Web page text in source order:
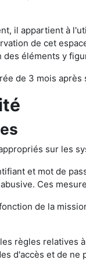
il appartient à
de cet
éléments y
de 3 mois
sur les
et mot de
Ces
de la
règles relatives
d'accès et de ne